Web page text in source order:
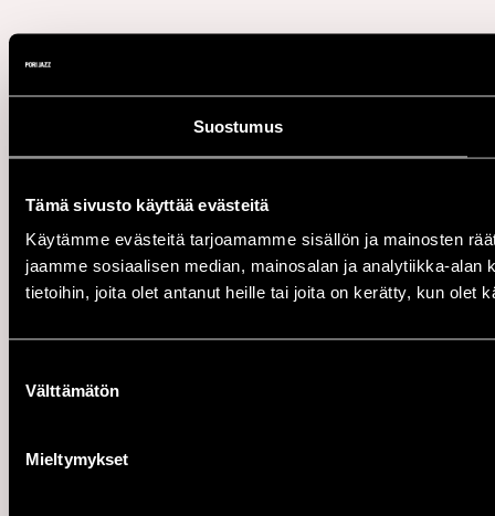
Suostumus
Tämä sivusto käyttää evästeitä
Käytämme evästeitä tarjoamamme sisällön ja mainosten
jaamme sosiaalisen median, mainosalan ja analytiikka-
tietoihin, joita olet antanut heille tai joita on kerätty, kun olet
valinta
Välttämätön
Mieltymykset